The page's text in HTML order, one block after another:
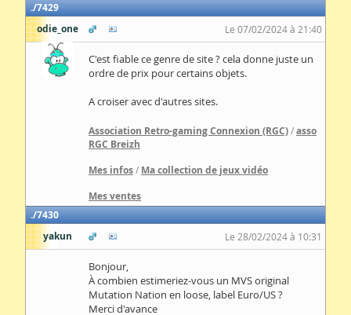
7429
odie_one
Le 07/02/2024 à 21:40
C'est fiable ce genre de site ? cela donne juste un
ordre de prix pour certains objets.
A croiser avec d'autres sites.
Association Retro-gaming Connexion (RGC)/asso
RGC Breizh
Mes infos/ Ma collection de jeux vidéo
Mes ventes
7430
yakun
Le 28/02/2024 à 10:31
Bonjour,
À combien estimeriez-vous un MVS original
Mutation Nation en loose, label Euro/US ?
Merci d'avance